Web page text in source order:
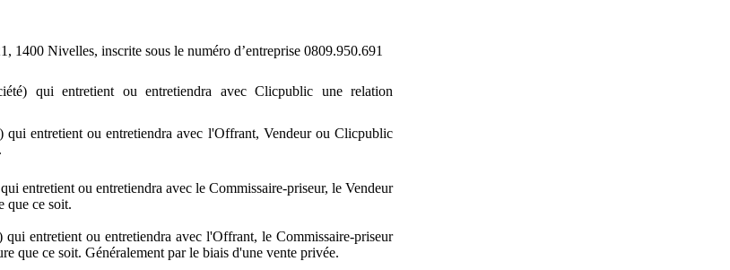
1400 Nivelles, inscrite sous le numéro d’entreprise 0809.950.691
qui entretient ou entretiendra avec Clicpublic une relation
qui entretient ou entretiendra avec l'Offrant, Vendeur ou Clicpublic
entretient ou entretiendra avec le Commissaire-priseur, le Vendeur
que ce soit.
entretient ou entretiendra avec l'Offrant, le Commissaire-priseur
que ce soit. Généralement par le biais d'une vente privée.